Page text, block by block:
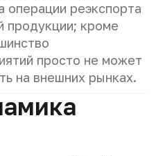
операции реэкспорта
продукции; кроме
просто не может
на внешних рынках.